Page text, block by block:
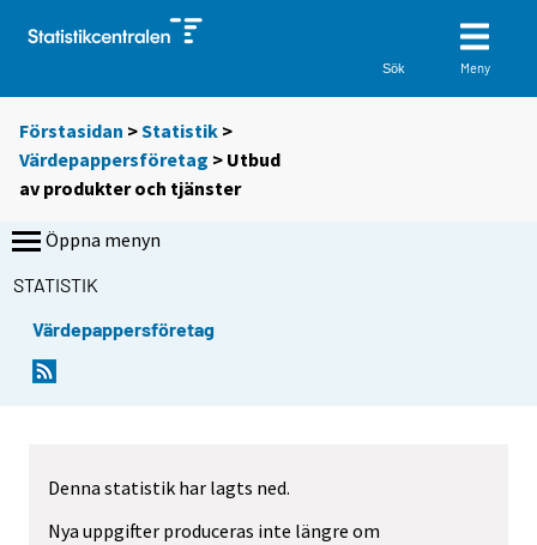
Sök Meny
Förstasidan >Statistik >
Värdepappersföretag > Utbud
av produkter och tjänster
Öppna menyn
STATISTIK
Värdepappersföretag
Denna statistik har lagts ned.
Nya uppgifter produceras inte längre om